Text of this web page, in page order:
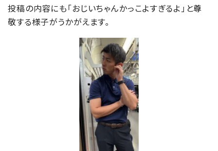
投稿の内容にも「おじいちゃんかっこよすぎるよ」と尊
敬する様子がうかがえます。